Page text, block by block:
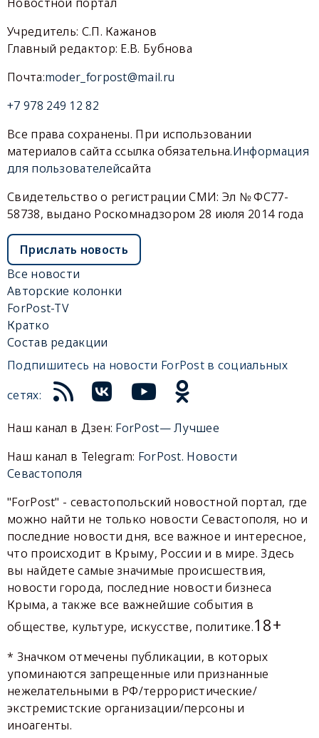
Учредитель: С.П. Кажанов
Главный редактор: Е.В. Бубнова
Почта:moder_forpost@mail.ru
+7 978 249 12 82
Все права сохранены. При использовании
материалов сайта ссылка обязательна.Информация
для пользователейсайта
Свидетельство о регистрации СМИ: Эл № ФС77-
58738, выдано Роскомнадзором 28 июля 2014 года
Прислать новость
Все новости
Авторские колонки
ForPost-TV
Кратко
Состав редакции
Подпишитесь на новости ForPost в социальных
сетях:
Наш канал в Дзен: ForPost— Лучшее
Наш канал в Telegram: ForPost. Новости
Севастополя
"ForPost" - севастопольский новостной портал, где
можно найти не только новости Севастополя, но и
последние новости дня, все важное и интересное,
что происходит в Крыму, России и в мире. Здесь
вы найдете самые значимые происшествия,
новости города, последние новости бизнеса
Крыма, а также все важнейшие события в
обществе, культуре, искусстве, политике.18+
* Значком отмечены публикации, в которых
упоминаются запрещенные или признанные
нежелательными в РФ/террористические/
экстремистские организации/персоны и
иноагенты.